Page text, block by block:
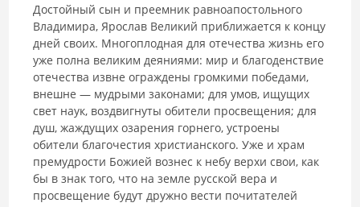
Достойный сын и преемник равноапостольного
Владимира, Яро­слав Великий приближается к концу
дней своих. Многоплодная для оте­чества жизнь его
уже полна великим деяниями: мир и благоденствие
оте­чества извне ограждены громкими победами,
внешне — мудрыми закона­ми; для умов, ищущих
свет наук, воздвигнуты обители просвещения; для
душ, жаждущих озарения горнего, устроены
обители благочестия хри­стианского. Уже и храм
премудрости Божией вознес к небу верхи свои, как
бы в знак того, что на земле русской вера и
просвещение будут друж­но вести почитателей